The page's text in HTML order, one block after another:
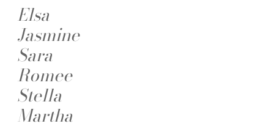
Elsa
Jasmine
Sara
Romee
Stella
Martha